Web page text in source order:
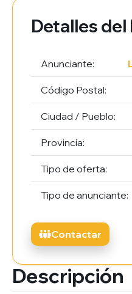
Descripción
Detalles
Anunciante:
Código Postal:
Ciudad / Pueblo:
Provincia:
Tipo de oferta:
Tipo de anunciante:
Contactar